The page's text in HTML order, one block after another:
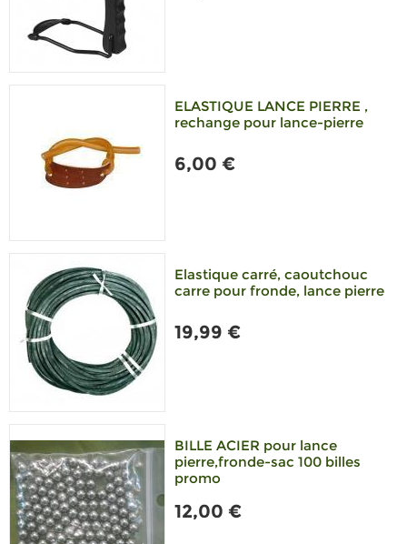
ELASTIQUE LANCE PIERRE ,
rechange pour lance-pierre
6,00 €
Elastique carré, caoutchouc
carre pour fronde, lance pierre
19,99 €
BILLE ACIER pour lance
pierre,fronde-sac 100 billes
promo
12,00 €